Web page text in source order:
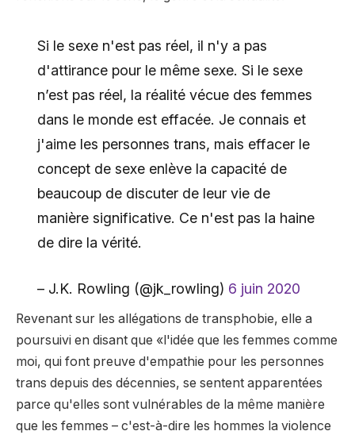
Si le sexe n'est pas réel, il n'y a pas
d'attirance pour le même sexe. Si le sexe
n’est pas réel, la réalité vécue des femmes
dans le monde est effacée. Je connais et
j'aime les personnes trans, mais effacer le
concept de sexe enlève la capacité de
beaucoup de discuter de leur vie de
manière significative. Ce n'est pas la haine
de dire la vérité.
– J.K. Rowling (@jk_rowling) 6 juin 2020
Revenant sur les allégations de transphobie, elle a
poursuivi en disant que «l'idée que les femmes comme
moi, qui font preuve d'empathie pour les personnes
trans depuis des décennies, se sentent apparentées
parce qu'elles sont vulnérables de la même manière
que les femmes – c'est-à-dire les hommes la violence